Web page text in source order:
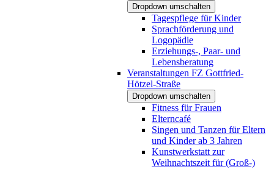
Dropdown umschalten
Tagespflege für Kinder
Sprachförderung und
Logopädie
Erziehungs-, Paar- und
Lebensberatung
Veranstaltungen FZ Gottfried-
Hötzel-Straße
Dropdown umschalten
Fitness für Frauen
Elterncafé
Singen und Tanzen für Eltern
und Kinder ab 3 Jahren
Kunstwerkstatt zur
Weihnachtszeit für (Groß-)